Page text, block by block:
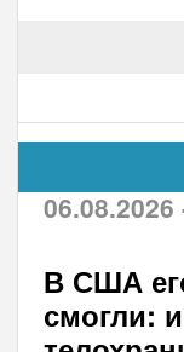
06.08.2026
В США
смогли: